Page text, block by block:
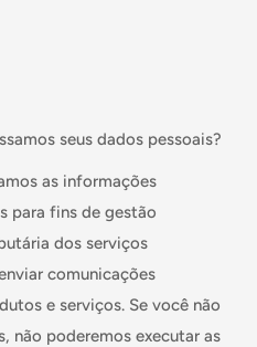
seus dados pessoais?
as informações
​​para fins de gestão
dos serviços
comunicações
e serviços. Se você não
não poderemos executar as